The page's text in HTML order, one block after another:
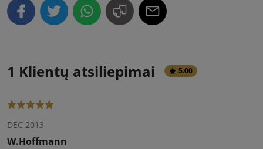
1 Klientų atsiliepimai 5.00
DEC 2013
W.Hoffmann